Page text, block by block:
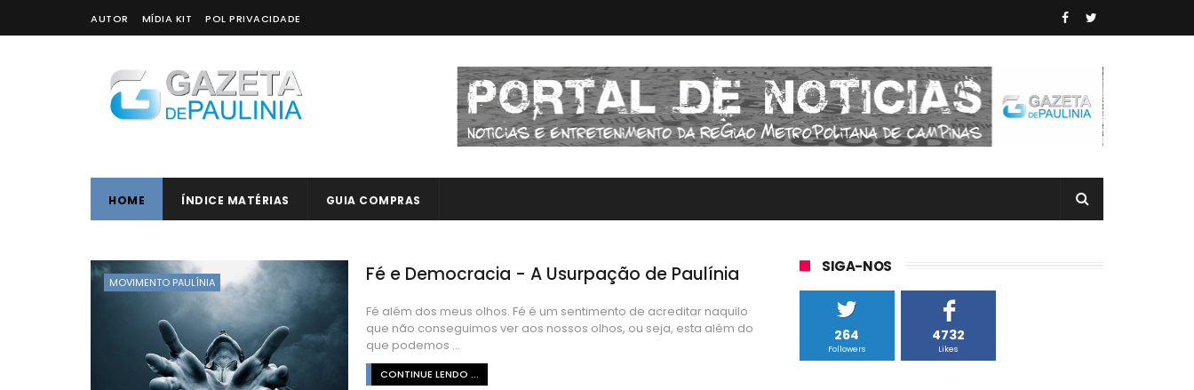
AUTOR MÍDIA KIT POL PRIVACIDADE
HOME ÍNDICE MATÉRIAS GUIA COMPRAS
MOVIMENTO PAULÍNIA Fé e Democracia - A Usurpação de Paulínia
Fé além dos meus olhos. Fé é um sentimento de acreditar naquilo
que não conseguimos ver aos nossos olhos, ou seja, esta além do
que podemos ...
CONTINUE LENDO ...
SIGA-NOS
264
Followers
4732
Likes